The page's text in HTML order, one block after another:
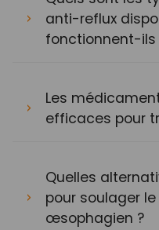
anti-reflux
fonctionnent-ils
Les
efficaces pour
Quelles
pour soulager
œsophagien ?